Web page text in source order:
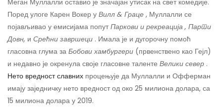
Меган Муллалли оставио је значајан утисак на свет комедије.
Поред улоге Карен Вокер у Вилл & Граце , Муллалли се
појављивао у емисијама попутПаркови и рекреација , Парти
Довн, и Срећни завршеци . Имала је и дугорочну помоћ
гласовна глума за Бобови хамбургери (првенствено као Гејл)
и недавно је окренула своје гласовне таленте Велики север .
Нето вредност славних процењује да Муллалли и Офферман
имају заједничку нето вредност од око 25 милиона долара, са
15 милиона долара у 2019.